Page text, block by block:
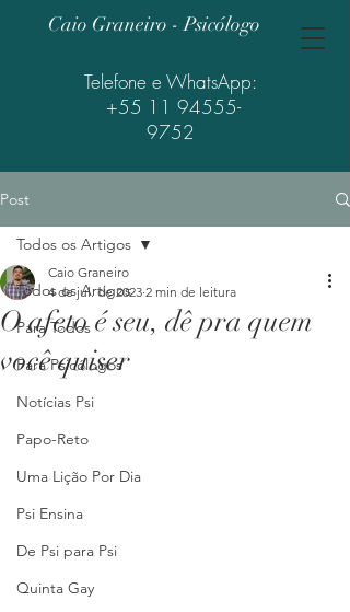
Caio Graneiro - Psicólogo
Telefone e WhatsApp:
+55 11 94555-
9752
Post
Todos os Artigos
Para Todos
Para Psicólogos
Notícias Psi
Papo-Reto
Uma Lição Por Dia
Psi Ensina
De Psi para Psi
Quinta Gay
Todos os Artigos
O afeto é seu, dê pra quem
você quiser
Caio Graneiro
4 de jul. de 2023 2 min de leitura